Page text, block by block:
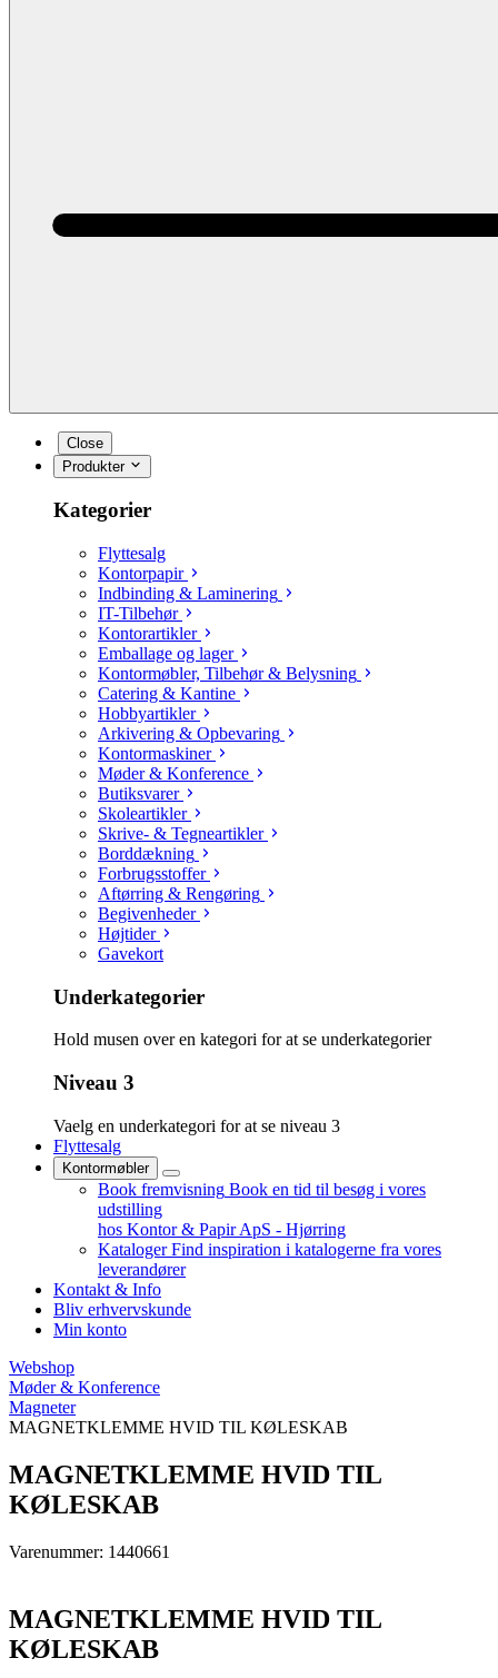
Close
Produkter
Kategorier
Flyttesalg
Kontorpapir
Indbinding & Laminering
IT-Tilbehør
Kontorartikler
Emballage og lager
Kontormøbler, Tilbehør & Belysning
Catering & Kantine
Hobbyartikler
Arkivering & Opbevaring
Kontormaskiner
Møder & Konference
Butiksvarer
Skoleartikler
Skrive- & Tegneartikler
Borddækning
Forbrugsstoffer
Aftørring & Rengøring
Begivenheder
Højtider
Gavekort
Underkategorier
Hold musen over en kategori for at se underkategorier
Niveau 3
Vaelg en underkategori for at se niveau 3
Flyttesalg
Kontormøbler
Book fremvisning Book en tid til besøg i vores
udstilling
hos Kontor & Papir ApS - Hjørring
Kataloger Find inspiration i katalogerne fra vores
leverandører
Kontakt & Info
Bliv erhvervskunde
Min konto
Webshop
Møder & Konference
Magneter
MAGNETKLEMME HVID TIL KØLESKAB
MAGNETKLEMME HVID TIL
KØLESKAB
Varenummer: 1440661
MAGNETKLEMME HVID TIL
KØLESKAB